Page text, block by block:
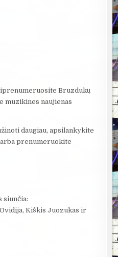
Bruzdukų
muzikines naujienas
daugiau, apsilankykite
prenumeruokite
siunčia:
Kiškis Juozukas ir